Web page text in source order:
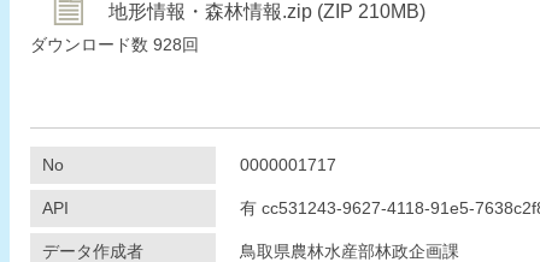
地形情報・森林情報.zip (ZIP 210MB)
ダウンロード数 928回
No 0000001717
API 有 cc531243-9627-4118-91e5-
データ作成者 鳥取県農林水産部林政企画課